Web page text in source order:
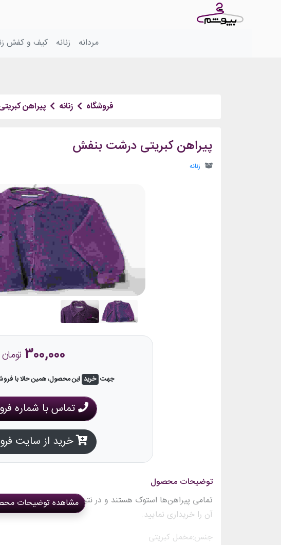
مردانه زنانه کیف و کفش
فروشگاه زنانه پیراهن
پیراهن کبریتی درشت بنفش
زنانه
300,000 تومان
جهت خرید این محصول، همین حالا با
تماس با شماره
خرید از سایت
توضیحات محصول
تمامی پیراهن‌ها استوک هستند و در نتیجه سایزبندی ندارند.
آن را خریداری نمایید.
جنس:مخمل کبریتی
مشاهده توضیحات